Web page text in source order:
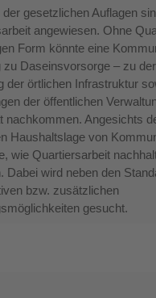
der gesetzlichen Auflagen
angewiesen. Ohne
Form könnte eine
zu Daseinsvorsorge – zu
der örtlichen Infrastruktur
der öffentlichen
nachkommen. Angesichts
Haushaltslage von
wie Quartiersarbeit
Dabei wird neben den
bzw. zusätzlichen
gesucht.